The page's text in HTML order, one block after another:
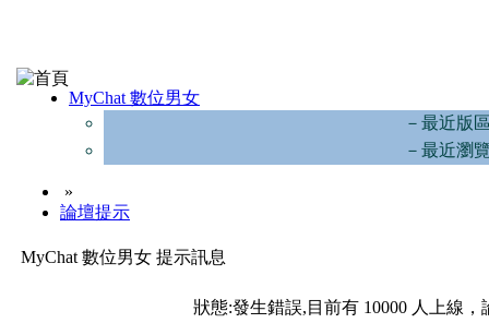
MyChat 數位男女
－最近版
－最近瀏
»
論壇提示
MyChat 數位男女 提示訊息
狀態:發生錯誤,目前有 10000 人上線